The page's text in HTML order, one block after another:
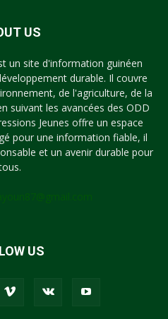
US
un site d'information guinéen
durable. Il couvre
de l'agriculture, de la
suivant les avancées des ODD
Jeunes offre un espace
pour une information fiable, il
et un avenir durable pour
US